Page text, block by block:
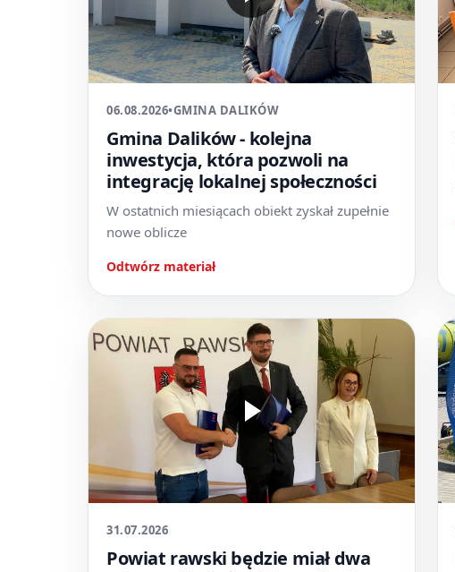
06.08.2026•GMINA DALIKÓW
Gmina Dalików - kolejna
inwestycja, która pozwoli na
integrację lokalnej społeczności
W ostatnich miesiącach obiekt zyskał zupełnie
nowe oblicze
Odtwórz materiał
31.07.2026
Powiat rawski będzie miał dwa